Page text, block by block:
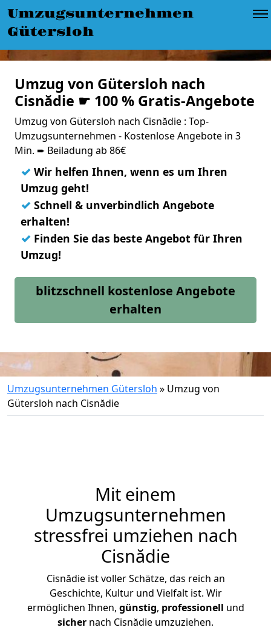
Umzugsunternehmen
Gütersloh
Umzug von Gütersloh nach
Cisnădie ☛ 100 % Gratis-Angebote
Umzug von Gütersloh nach Cisnădie : Top-
Umzugsunternehmen - Kostenlose Angebote in 3
Min. ➨ Beiladung ab 86€
✓ Wir helfen Ihnen, wenn es um Ihren
Umzug geht!
✓ Schnell & unverbindlich Angebote
erhalten!
✓ Finden Sie das beste Angebot für Ihren
Umzug!
blitzschnell kostenlose Angebote
erhalten
Umzugsunternehmen Gütersloh » Umzug von
Gütersloh nach Cisnădie
Mit einem
Umzugsunternehmen
stressfrei umziehen nach
Cisnădie
Cisnădie ist voller Schätze, das reich an
Geschichte, Kultur und Vielfalt ist. Wir
ermöglichen Ihnen, günstig, professionell und
sicher nach Cisnădie umzuziehen.